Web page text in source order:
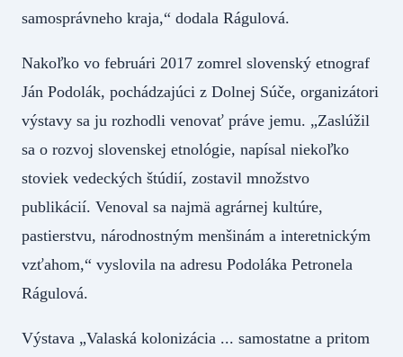
samosprávneho kraja,“ dodala Rágulová.
Nakoľko vo februári 2017 zomrel slovenský etnograf
Ján Podolák, pochádzajúci z Dolnej Súče, organizátori
výstavy sa ju rozhodli venovať práve jemu. „Zaslúžil
sa o rozvoj slovenskej etnológie, napísal niekoľko
stoviek vedeckých štúdií, zostavil množstvo
publikácií. Venoval sa najmä agrárnej kultúre,
pastierstvu, národnostným menšinám a interetnickým
vzťahom,“ vyslovila na adresu Podoláka Petronela
Rágulová.
Výstava „Valaská kolonizácia ... samostatne a pritom